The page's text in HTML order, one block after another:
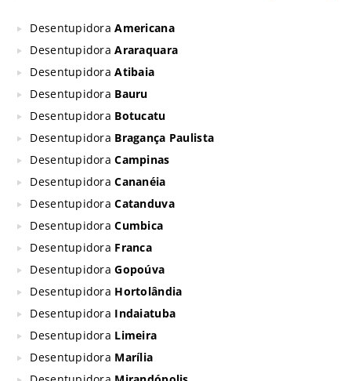
DesentupidoraAmericana
DesentupidoraAraraquara
DesentupidoraAtibaia
Desentupidora Bauru
Desentupidora Botucatu
Desentupidora Bragança Paulista
DesentupidoraCampinas
DesentupidoraCananéia
DesentupidoraCatanduva
DesentupidoraCumbica
Desentupidora Franca
DesentupidoraGopoúva
Desentupidora Hortolândia
Desentupidora Indaiatuba
Desentupidora Limeira
Desentupidora Marília